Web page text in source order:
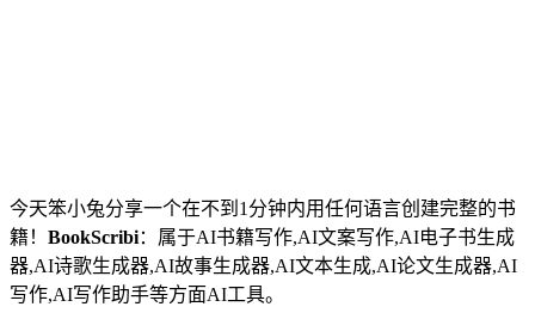
今天笨小兔分享一个在不到1分钟内用任何语言创建完整的书
籍！ BookScribi：属于AI书籍写作,AI文案写作,AI电子书生成
器,AI诗歌生成器,AI故事生成器,AI文本生成,AI论文生成器,AI
写作,AI写作助手等方面AI工具。